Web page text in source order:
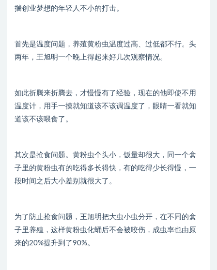
揣创业梦想的年轻人不小的打击。
首先是温度问题，养殖黄粉虫温度过高、过低都不行。头
两年，王旭明一个晚上得起来好几次观察情况。
如此折腾来折腾去，才慢慢有了经验，现在的他即使不用
温度计，用手一摸就知道该不该调温度了，眼睛一看就知
道该不该喂食了。
其次是抢食问题。黄粉虫个头小，饭量却很大，同一个盒
子里的黄粉虫有的吃得多长得快，有的吃得少长得慢，一
段时间之后大小差别就很大了。
为了防止抢食问题，王旭明把大虫小虫分开，在不同的盒
子里养殖，这样黄粉虫化蛹后不会被咬伤，成虫率也由原
来的20%提升到了90%。